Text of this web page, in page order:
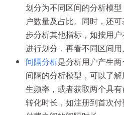
划分为不同区间的分析模
户数量及占比。同时，还
步分析其他指标，如按用
进行划分，再看不同区间用
间隔分析是分析用户产生
间隔的分析模型，可以了
生频率，或者获取两个具
转化时长，如注册到首次